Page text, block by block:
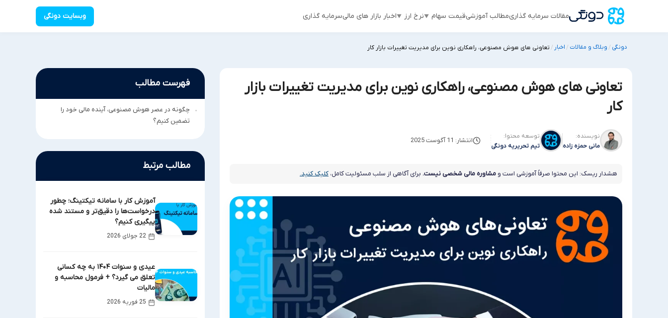
مقالات سرمایه گذاریمطالب آموزشیقیمت سهام نرخ ارز اخبار بازار های مالیسرمایه گذاری وبسایت دونگی
دونگی /وبلاگ و مقالات /اخبار /تعاونی های هوش مصنوعی، راهکاری نوین برای مدیریت تغییرات بازار کار
تعاونی های هوش مصنوعی، راهکاری نوین برای مدیریت تغییرات بازار
کار
نویسنده:
مانی حمزه زاده
توسعه محتوا:
تیم تحریریه دونگی
انتشار: 11 آگوست 2025
هشدار ریسک: این محتوا صرفاً آموزشی است و مشاوره مالی شخصی نیست. برای آگاهی از سلب مسئولیت کامل، کلیک کنید.
فهرست مطالب
چگونه در عصر هوش مصنوعی، آینده مالی خود را
تضمین کنیم؟
مطالب مرتبط
آموزش کار با سامانه تیکتینگ؛ چطور
درخواست‌ها را دقیق‌تر و مستند شده
پیگیری کنیم؟
22 جولای 2026
عیدی و سنوات ۱۴۰۴ به چه کسانی
تعلق می گیرد؟ + فرمول محاسبه و
مالیات
25 فوریه 2026